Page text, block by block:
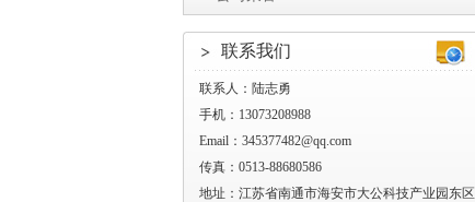
联系我们
联系人：陆志勇
手机：13073208988
Email：345377482@qq.com
传真：0513-88680586
地址：江苏省南通市海安市大公科技产业园东区